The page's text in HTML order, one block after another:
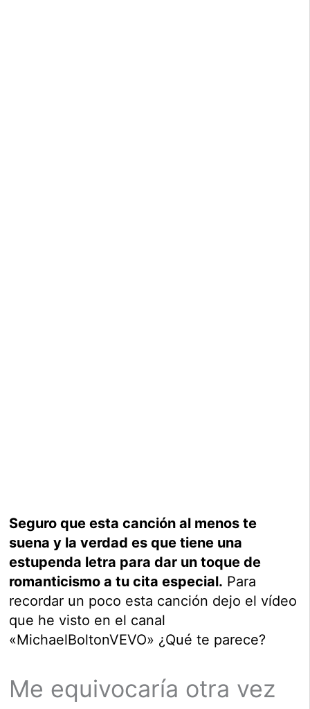
Seguro que esta canción al menos te
suena y la verdad es que tiene una
estupenda letra para dar un toque de
romanticismo a tu cita especial. Para
recordar un poco esta canción dejo el vídeo
que he visto en el canal
«MichaelBoltonVEVO» ¿Qué te parece?
Me equivocaría otra vez